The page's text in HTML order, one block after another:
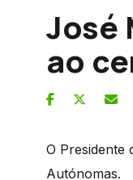
José
ao
O Presidente
Autónomas.